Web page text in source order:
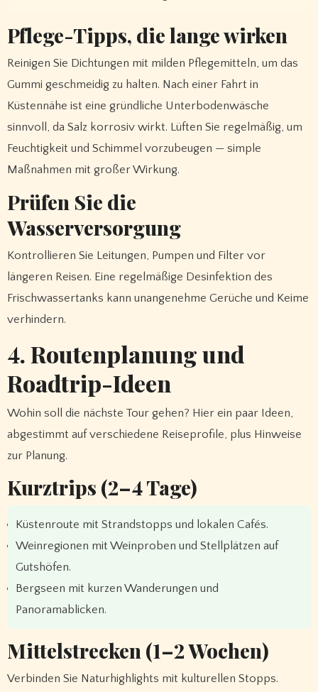
Pflege-Tipps, die lange wirken
Reinigen Sie Dichtungen mit milden Pflegemitteln, um das
Gummi geschmeidig zu halten. Nach einer Fahrt in
Küstennähe ist eine gründliche Unterbodenwäsche
sinnvoll, da Salz korrosiv wirkt. Lüften Sie regelmäßig, um
Feuchtigkeit und Schimmel vorzubeugen — simple
Maßnahmen mit großer Wirkung.
Prüfen Sie die
Wasserversorgung
Kontrollieren Sie Leitungen, Pumpen und Filter vor
längeren Reisen. Eine regelmäßige Desinfektion des
Frischwassertanks kann unangenehme Gerüche und Keime
verhindern.
4. Routenplanung und
Roadtrip-Ideen
Wohin soll die nächste Tour gehen? Hier ein paar Ideen,
abgestimmt auf verschiedene Reiseprofile, plus Hinweise
zur Planung.
Kurztrips (2–4 Tage)
Küstenroute mit Strandstopps und lokalen Cafés.
Weinregionen mit Weinproben und Stellplätzen auf
Gutshöfen.
Bergseen mit kurzen Wanderungen und
Panoramablicken.
Mittelstrecken (1–2 Wochen)
Verbinden Sie Naturhighlights mit kulturellen Stopps.